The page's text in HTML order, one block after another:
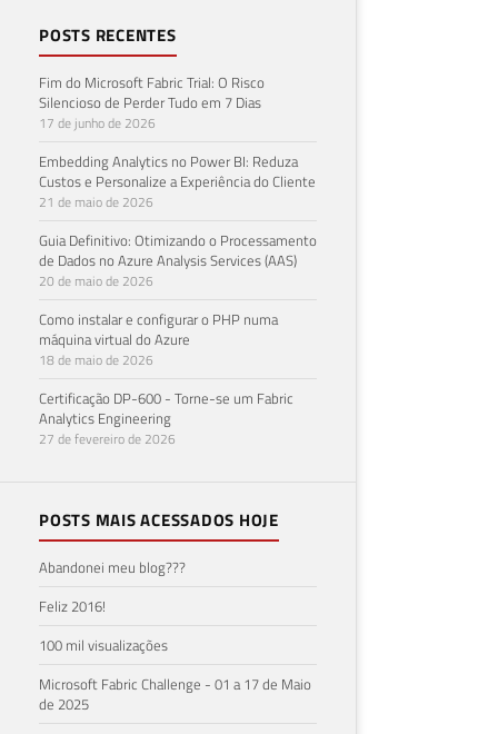
POSTS RECENTES
Fim do Microsoft Fabric Trial: O Risco
Silencioso de Perder Tudo em 7 Dias
17 de junho de 2026
Embedding Analytics no Power BI: Reduza
Custos e Personalize a Experiência do Cliente
21 de maio de 2026
Guia Definitivo: Otimizando o Processamento
de Dados no Azure Analysis Services (AAS)
20 de maio de 2026
Como instalar e configurar o PHP numa
máquina virtual do Azure
18 de maio de 2026
Certificação DP-600 - Torne-se um Fabric
Analytics Engineering
27 de fevereiro de 2026
POSTS MAIS ACESSADOS HOJE
Abandonei meu blog???
Feliz 2016!
100 mil visualizações
Microsoft Fabric Challenge - 01 a 17 de Maio
de 2025